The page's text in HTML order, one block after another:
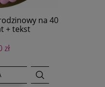
na 40
+ tekst
zł